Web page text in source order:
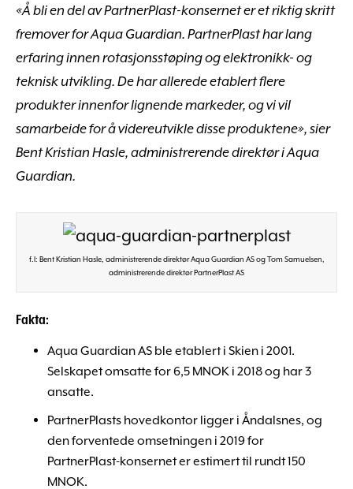
«Å bli en del av PartnerPlast-konsernet er et riktig skritt
fremover for Aqua Guardian. PartnerPlast har lang
erfaring innen rotasjonsstøping og elektronikk- og
teknisk utvikling. De har allerede etablert flere
produkter innenfor lignende markeder, og vi vil
samarbeide for å videreutvikle disse produktene», sier
Bent Kristian Hasle, administrerende direktør i Aqua
Guardian.
f.l: Bent Kristian Hasle, administrerende direktør Aqua Guardian AS og Tom Samuelsen,
administrerende direktør PartnerPlast AS
Fakta:
Aqua Guardian AS ble etablert i Skien i 2001.
Selskapet omsatte for 6,5 MNOK i 2018 og har 3
ansatte.
PartnerPlasts hovedkontor ligger i Åndalsnes, og
den forventede omsetningen i 2019 for
PartnerPlast-konsernet er estimert til rundt 150
MNOK.